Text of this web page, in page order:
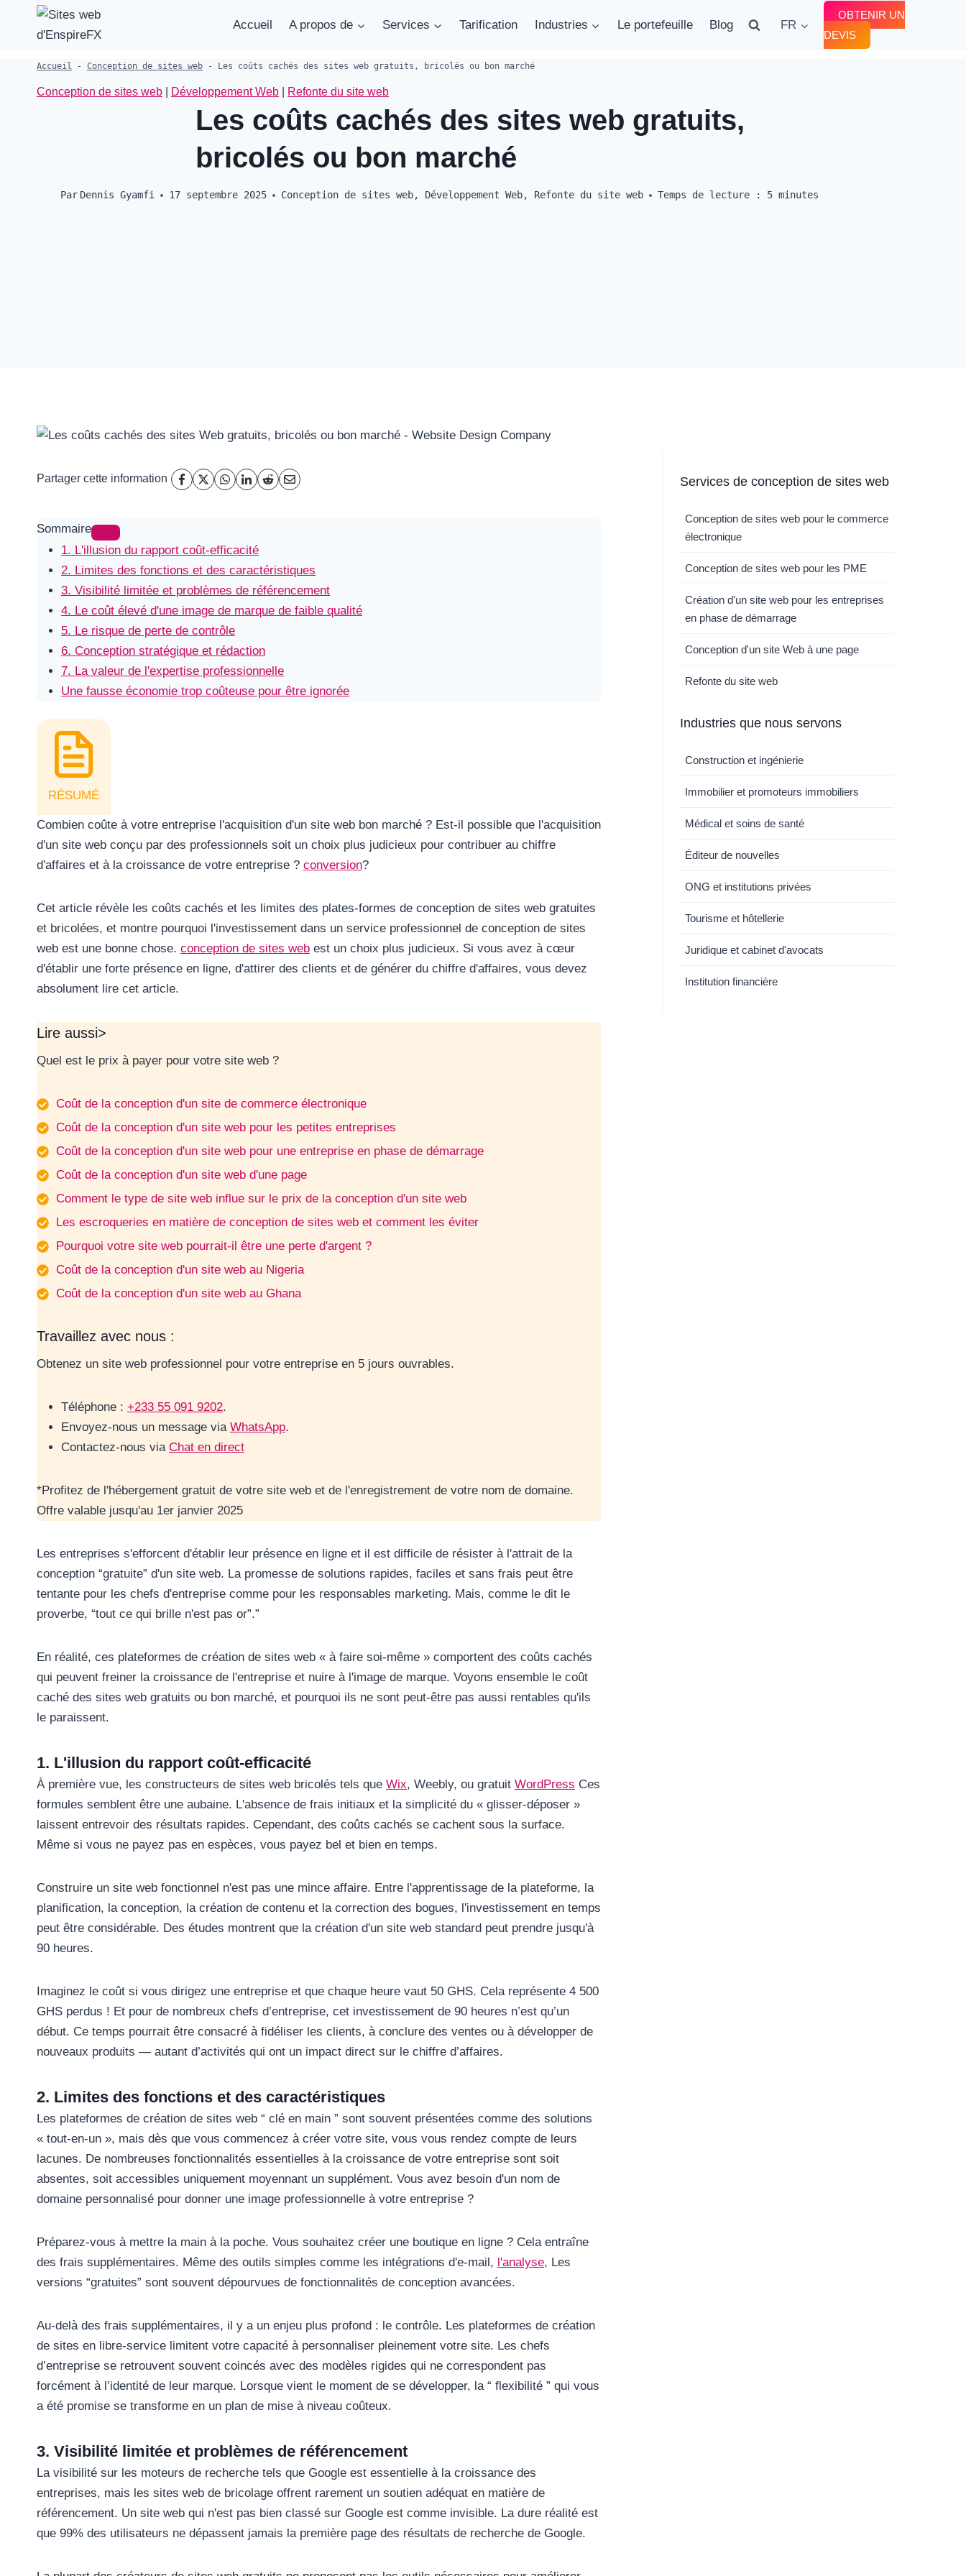
Accueil A propos de Services Tarification Industries Le portefeuille Blog FR
OBTENIR UN
DEVIS
Accueil - Conception de sites web - Les coûts cachés des sites web gratuits, bricolés ou bon marché
Conception de sites web Développement Web Refonte du site web
Les coûts cachés des sites web gratuits,
bricolés ou bon marché
Par Dennis Gyamfi 17 septembre 2025 Conception de sites web, Développement Web, Refonte du site web Temps de lecture : 5minutes
Partager cette information
Sommaire
1. L'illusion du rapport coût-efficacité
2. Limites des fonctions et des caractéristiques
3. Visibilité limitée et problèmes de référencement
4. Le coût élevé d'une image de marque de faible qualité
5. Le risque de perte de contrôle
6. Conception stratégique et rédaction
7. La valeur de l'expertise professionnelle
Une fausse économie trop coûteuse pour être ignorée
RÉSUMÉ
Combien coûte à votre entreprise l'acquisition d'un site web bon marché ? Est-il possible que l'acquisition
d'un site web conçu par des professionnels soit un choix plus judicieux pour contribuer au chiffre
d'affaires et à la croissance de votre entreprise ? conversion?
Cet article révèle les coûts cachés et les limites des plates-formes de conception de sites web gratuites
et bricolées, et montre pourquoi l'investissement dans un service professionnel de conception de sites
web est une bonne chose. conception de sites web est un choix plus judicieux. Si vous avez à cœur
d'établir une forte présence en ligne, d'attirer des clients et de générer du chiffre d'affaires, vous devez
absolument lire cet article.
Lire aussi>
Quel est le prix à payer pour votre site web ?
Coût de la conception d'un site de commerce électronique
Coût de la conception d'un site web pour les petites entreprises
Coût de la conception d'un site web pour une entreprise en phase de démarrage
Coût de la conception d'un site web d'une page
Comment le type de site web influe sur le prix de la conception d'un site web
Les escroqueries en matière de conception de sites web et comment les éviter
Pourquoi votre site web pourrait-il être une perte d'argent ?
Coût de la conception d'un site web au Nigeria
Coût de la conception d'un site web au Ghana
Travaillez avec nous :
Obtenez un site web professionnel pour votre entreprise en 5 jours ouvrables.
Téléphone : +233 55 091 9202.
Envoyez-nous un message via WhatsApp.
Contactez-nous via Chat en direct
*Profitez de l'hébergement gratuit de votre site web et de l'enregistrement de votre nom de domaine.
Offre valable jusqu'au 1er janvier 2025
Les entreprises s'efforcent d'établir leur présence en ligne et il est difficile de résister à l'attrait de la
conception “gratuite” d'un site web. La promesse de solutions rapides, faciles et sans frais peut être
tentante pour les chefs d'entreprise comme pour les responsables marketing. Mais, comme le dit le
proverbe, “tout ce qui brille n'est pas or”.”
En réalité, ces plateformes de création de sites web « à faire soi-même » comportent des coûts cachés
qui peuvent freiner la croissance de l'entreprise et nuire à l'image de marque. Voyons ensemble le coût
caché des sites web gratuits ou bon marché, et pourquoi ils ne sont peut-être pas aussi rentables qu'ils
le paraissent.
1. L'illusion du rapport coût-efficacité
À première vue, les constructeurs de sites web bricolés tels que Wix, Weebly, ou gratuit WordPress Ces
formules semblent être une aubaine. L'absence de frais initiaux et la simplicité du « glisser-déposer »
laissent entrevoir des résultats rapides. Cependant, des coûts cachés se cachent sous la surface.
Même si vous ne payez pas en espèces, vous payez bel et bien en temps.
Construire un site web fonctionnel n'est pas une mince affaire. Entre l'apprentissage de la plateforme, la
planification, la conception, la création de contenu et la correction des bogues, l'investissement en temps
peut être considérable. Des études montrent que la création d'un site web standard peut prendre jusqu'à
90 heures.
Imaginez le coût si vous dirigez une entreprise et que chaque heure vaut 50 GHS. Cela représente 4 500
GHS perdus ! Et pour de nombreux chefs d’entreprise, cet investissement de 90 heures n’est qu’un
début. Ce temps pourrait être consacré à fidéliser les clients, à conclure des ventes ou à développer de
nouveaux produits — autant d’activités qui ont un impact direct sur le chiffre d’affaires.
2. Limites des fonctions et des caractéristiques
Les plateformes de création de sites web “ clé en main ” sont souvent présentées comme des solutions
« tout-en-un », mais dès que vous commencez à créer votre site, vous vous rendez compte de leurs
lacunes. De nombreuses fonctionnalités essentielles à la croissance de votre entreprise sont soit
absentes, soit accessibles uniquement moyennant un supplément. Vous avez besoin d'un nom de
domaine personnalisé pour donner une image professionnelle à votre entreprise ?
Préparez-vous à mettre la main à la poche. Vous souhaitez créer une boutique en ligne ? Cela entraîne
des frais supplémentaires. Même des outils simples comme les intégrations d'e-mail, l'analyse, Les
versions “gratuites” sont souvent dépourvues de fonctionnalités de conception avancées.
Au-delà des frais supplémentaires, il y a un enjeu plus profond : le contrôle. Les plateformes de création
de sites en libre-service limitent votre capacité à personnaliser pleinement votre site. Les chefs
d’entreprise se retrouvent souvent coincés avec des modèles rigides qui ne correspondent pas
forcément à l’identité de leur marque. Lorsque vient le moment de se développer, la “ flexibilité ” qui vous
a été promise se transforme en un plan de mise à niveau coûteux.
3. Visibilité limitée et problèmes de référencement
La visibilité sur les moteurs de recherche tels que Google est essentielle à la croissance des
entreprises, mais les sites web de bricolage offrent rarement un soutien adéquat en matière de
référencement. Un site web qui n'est pas bien classé sur Google est comme invisible. La dure réalité est
que 99% des utilisateurs ne dépassent jamais la première page des résultats de recherche de Google.
Services de conception de sites web
Conception de sites web pour le commerce
électronique
Conception de sites web pour les PME
Création d'un site web pour les entreprises
en phase de démarrage
Conception d'un site Web à une page
Refonte du site web
Industries que nous servons
Construction et ingénierie
Immobilier et promoteurs immobiliers
Médical et soins de santé
Éditeur de nouvelles
ONG et institutions privées
Tourisme et hôtellerie
Juridique et cabinet d'avocats
Institution financière